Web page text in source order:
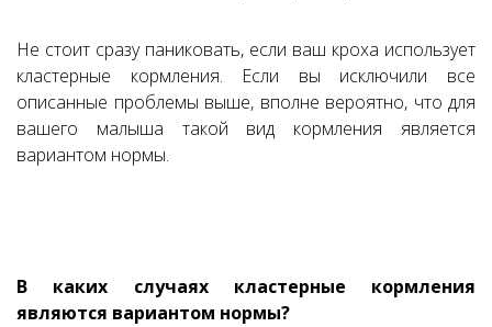
Не стоит сразу паниковать, если ваш кроха использует
кластерные кормления. Если вы исключили все
описанные проблемы выше, вполне вероятно, что для
вашего малыша такой вид кормления является
вариантом нормы.
В каких случаях кластерные кормления
являются вариантом нормы?